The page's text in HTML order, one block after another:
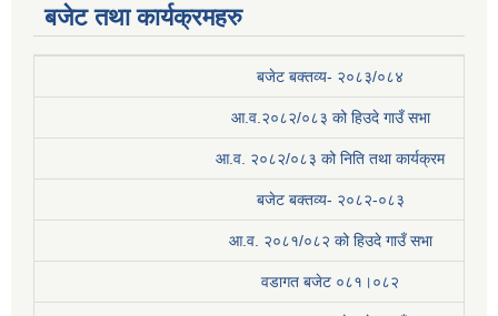
बजेट तथा कार्यक्रमहरु
बजेट बक्तव्य- २०८३/०८४
आ.व.२०८२/०८३ को हिउदे गाउँ सभा
आ.व. २०८२/०८३ को निति तथा कार्यक्रम
बजेट बक्तव्य- २०८२-०८३
आ.व. २०८१/०८२ को हिउदे गाउँ सभा
वडागत बजेट ०८१।०८२